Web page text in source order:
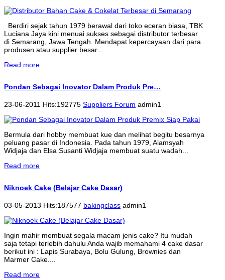
Berdiri sejak tahun 1979 berawal dari toko eceran biasa, TBK
Luciana Jaya kini menuai sukses sebagai distributor terbesar
di Semarang, Jawa Tengah. Mendapat kepercayaan dari para
produsen atau supplier besar...
Read more
Pondan Sebagai Inovator Dalam Produk Pre…
23-06-2011 Hits:192775 Suppliers Forum admin1
Bermula dari hobby membuat kue dan melihat begitu besarnya
peluang pasar di Indonesia. Pada tahun 1979, Alamsyah
Widjaja dan Elsa Susanti Widjaja membuat suatu wadah...
Read more
Niknoek Cake (Belajar Cake Dasar)
03-05-2013 Hits:187577 bakingclass admin1
Ingin mahir membuat segala macam jenis cake? Itu mudah
saja tetapi terlebih dahulu Anda wajib memahami 4 cake dasar
berikut ini : Lapis Surabaya, Bolu Gulung, Brownies dan
Marmer Cake....
Read more